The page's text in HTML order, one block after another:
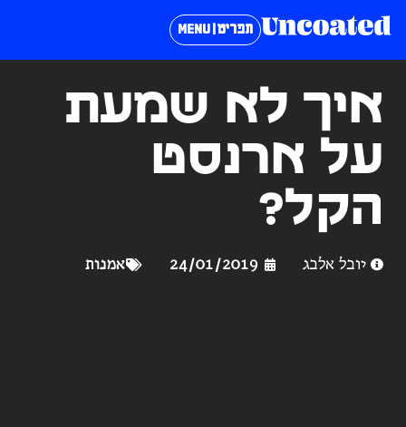
תפריט | MENU
איך לא שמעת
על ארנסט
הקל?
יובל אלבג 24/01/2019 אמנות